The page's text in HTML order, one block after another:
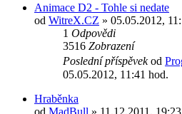
Animace D2 - Tohle si nedate
od WitreX.CZ » 05.05.2012,
1 Odpovědi
3516 Zobrazení
Poslední příspěvekod
05.05.2012, 11:41 hod.
Hraběnka
od MadBull » 11.12.2011,